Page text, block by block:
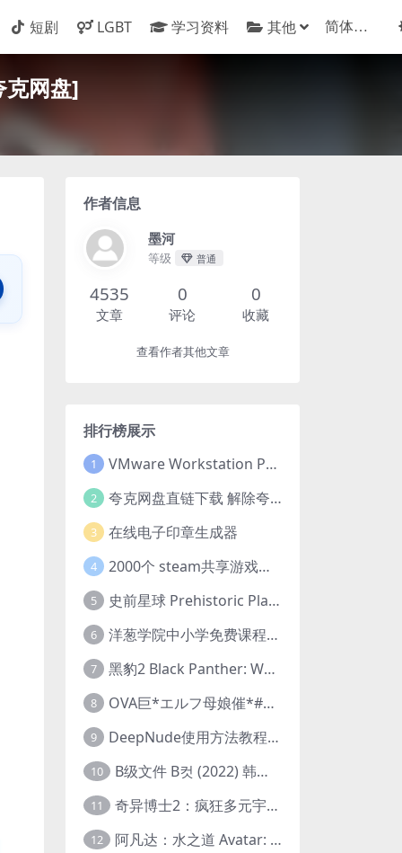
短剧 LGBT 学习资料 其他
克网盘]
作者信息
墨河
等级 普通
4535
文章
0
评论
0
收藏
查看作者其他文章
排行榜展示
1 VMware Workstation Pro 16 永久激活密钥(序列号)
2 夸克网盘直链下载 解除夸克网盘下载限制 油猴脚本
3 在线电子印章生成器
4 2000个 steam共享游戏账号 离线steam账号分享
5 史前星球 Prehistoric Planet (2022) 中字 1080p 高清 阿里云盘 2022.5.27已更新全集
6 洋葱学院中小学免费课程集合 云盘下载
7 黑豹2 Black Panther: Wakanda Forever (2022) 高清版
8 OVA巨*エルフ母娘催*#1エルフの国を蹂*する男。汚された女王と姫
9 DeepNude使用方法教程FAQ
10 B级文件 B컷 (2022) 韩国大尺度剧情电影 1080P 中字
11 奇异博士2：疯狂多元宇宙 Doctor Strange in the Multiverse of Madness (2022) 高清版1080p
12 阿凡达：水之道 Avatar: The Way of Water (2022) 1080p 2k 4k 中文字幕